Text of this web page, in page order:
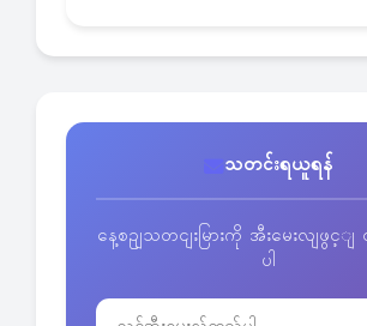
သတင်းရယူရန်
နေ့စဥျသတငျးမြားကို အီးမေးလျဖွင့
ပါ